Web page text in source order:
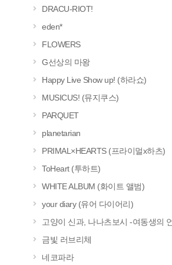
DRACU-RIOT!
eden*
FLOWERS
G선상의 마왕
Happy Live Show up! (하라쇼)
MUSICUS! (뮤지쿠스)
PARQUET
planetarian
PRIMAL×HEARTS (프라이멀x하츠)
ToHeart (투하트)
WHITE ALBUM (화이트 앨범)
your diary (유어 다이어리)
고양이 신과, 나나츠보시 -여동생의
금빛 러브리체
네코파라